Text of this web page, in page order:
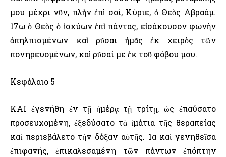
μου μέχρι νῦν, πλὴν ἐπὶ σοί, Κύριε, ὁ Θεὸς ῾Αβραάμ.
17ω ὁ Θεὸς ὁ ἰσχύων ἐπὶ πάντας, εἰσάκουσον φωνὴν
ἀπηλπισμένων καὶ ρῦσαι ἡμᾶς ἐκ χειρὸς τῶν
πονηρευομένων, καὶ ρῦσαί με ἐκ τοῦ φόβου μου.
Κεφάλαιο 5
ΚΑΙ ἐγενήθη ἐν τῇ ἡμέρᾳ τῇ τρίτῃ, ὡς ἐπαύσατο
προσευχομένη, ἐξεδύσατο τὰ ἱμάτια τῆς θεραπείας
καὶ περιεβάλετο τὴν δόξαν αὐτῆς. 1α καὶ γενηθεῖσα
ἐπιφανής, ἐπικαλεσαμένη τῶν πάντων ἐπόπτην